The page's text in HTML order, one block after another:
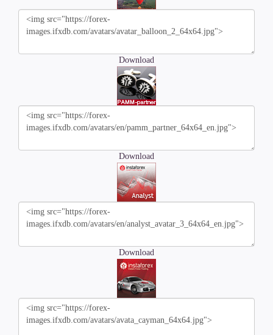
Download
Download
Download